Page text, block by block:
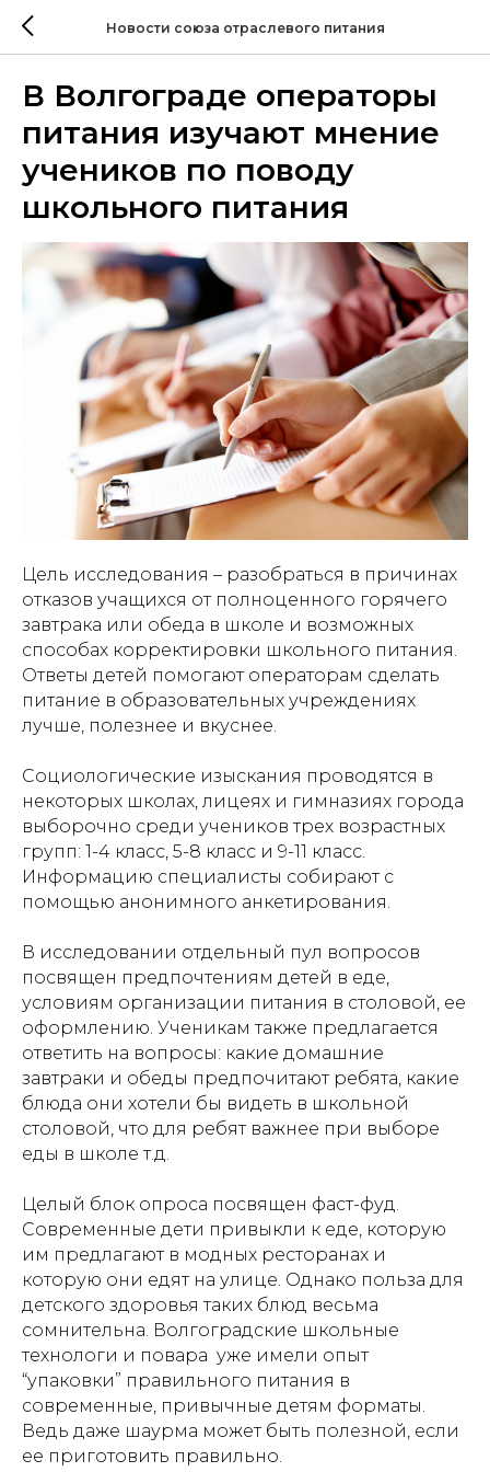
Новости союза отраслевого питания
В Волгограде операторы
питания изучают мнение
учеников по поводу
школьного питания
Цель исследования – разобраться в причинах
отказов учащихся от полноценного горячего
завтрака или обеда в школе и возможных
способах корректировки школьного питания.
Ответы детей помогают операторам сделать
питание в образовательных учреждениях
лучше, полезнее и вкуснее.
Социологические изыскания проводятся в
некоторых школах, лицеях и гимназиях города
выборочно среди учеников трех возрастных
групп: 1-4 класс, 5-8 класс и 9-11 класс.
Информацию специалисты собирают с
помощью анонимного анкетирования.
В исследовании отдельный пул вопросов
посвящен предпочтениям детей в еде,
условиям организации питания в столовой, ее
оформлению. Ученикам также предлагается
ответить на вопросы: какие домашние
завтраки и обеды предпочитают ребята, какие
блюда они хотели бы видеть в школьной
столовой, что для ребят важнее при выборе
еды в школе т.д.
Целый блок опроса посвящен фаст-фуд.
Современные дети привыкли к еде, которую
им предлагают в модных ресторанах и
которую они едят на улице. Однако польза для
детского здоровья таких блюд весьма
сомнительна. Волгоградские школьные
технологи и повара уже имели опыт
“упаковки” правильного питания в
современные, привычные детям форматы.
Ведь даже шаурма может быть полезной, если
ее приготовить правильно.